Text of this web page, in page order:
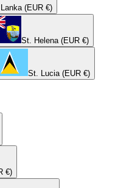
(EUR €)
St. Helena (EUR €)
St. Lucia (EUR €)
€)